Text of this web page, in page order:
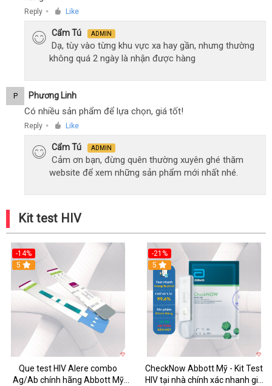
Reply ● Like
Cẩm Tú ADMIN
Dạ, tùy vào từng khu vực xa hay gần, nhưng thường
không quá 2 ngày là nhận được hàng
P Phương Linh
Có nhiều sản phẩm để lựa chọn, giá tốt!
Reply ● Like
Cẩm Tú ADMIN
Cảm ơn bạn, đừng quên thường xuyên ghé thăm
website để xem những sản phẩm mới nhất nhé.
Kit test HIV
-14%
5
Que test HIV Alere combo
Ag/Ab chính hãng Abbott Mỹ
-21%
5
CheckNow Abbott Mỹ - Kit Test
HIV tại nhà chính xác nhanh giá